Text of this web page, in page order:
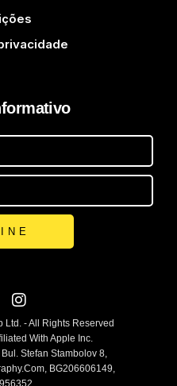
- All Rights Reserved
With Apple Inc.
Stefan Stambolov 8,
BG206606149,